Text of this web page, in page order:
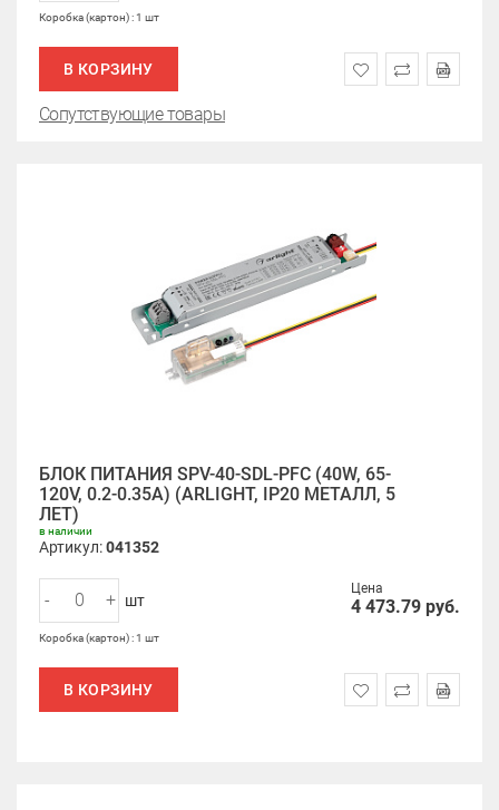
Коробка (картон) : 1 шт
В КОРЗИНУ
Сопутствующие товары
БЛОК ПИТАНИЯ SPV-40-SDL-PFC (40W, 65-
120V, 0.2-0.35A) (ARLIGHT, IP20 МЕТАЛЛ, 5
ЛЕТ)
в наличии
Артикул:041352
Цена
4 473.79 руб.
- + шт
Коробка (картон) : 1 шт
В КОРЗИНУ